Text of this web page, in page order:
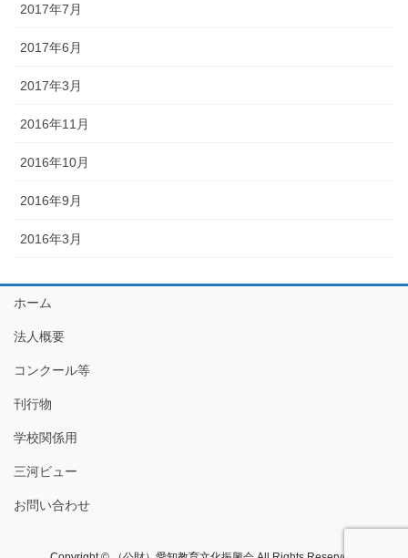
2017年7月
2017年6月
2017年3月
2016年11月
2016年10月
2016年9月
2016年3月
ホーム
法人概要
コンクール等
刊行物
学校関係用
三河ビュー
お問い合わせ